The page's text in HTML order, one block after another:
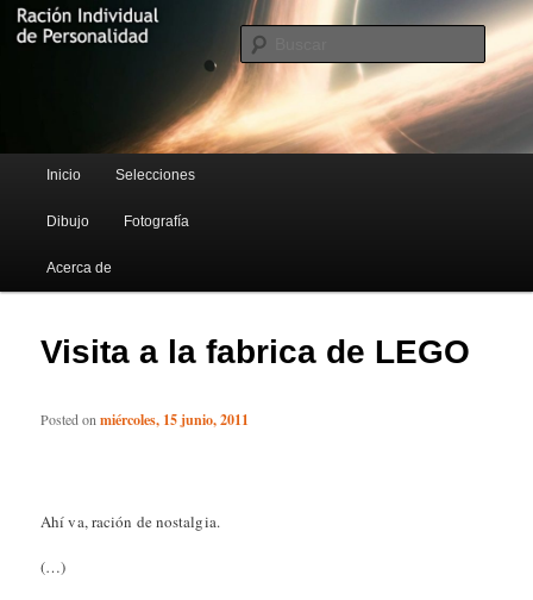
Ración Individual de Personalidad
Blog de Rufus Gefangenen
Buscar
Menú principal
Ir al contenido principal
Ir al contenido secundario
Inicio Selecciones
Dibujo Fotografía
Acerca de
Visita a la fabrica de LEGO
Posted onmiércoles, 15 junio, 2011
Ahí va, ración de nostalgia.
(…)